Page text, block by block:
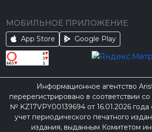
МОБИЛЬНОЕ ПРИЛОЖЕНИЕ
App Store Google Play
Информационное агентство
перерегистрировано в соответствии
№ KZ17VPY00139694 от 16.01.2026 года
учет периодического печатного
издания, выданным Комитетом